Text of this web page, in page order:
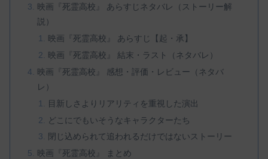
映画『死霊高校』 あらすじネタバレ（ストーリー解
説）
映画『死霊高校』 あらすじ【起・承】
映画『死霊高校』 結末・ラスト（ネタバレ）
映画『死霊高校』 感想・評価・レビュー（ネタバ
レ）
目新しさよりリアリティを重視した演出
どこにでもいそうなキャラクターたち
閉じ込められて追われるだけではないストーリー
映画『死霊高校』 まとめ